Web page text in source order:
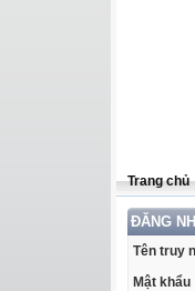
Trang chủ
ĐĂNG
Tên truy
Mật khẩu